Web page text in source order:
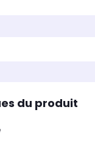
du produit